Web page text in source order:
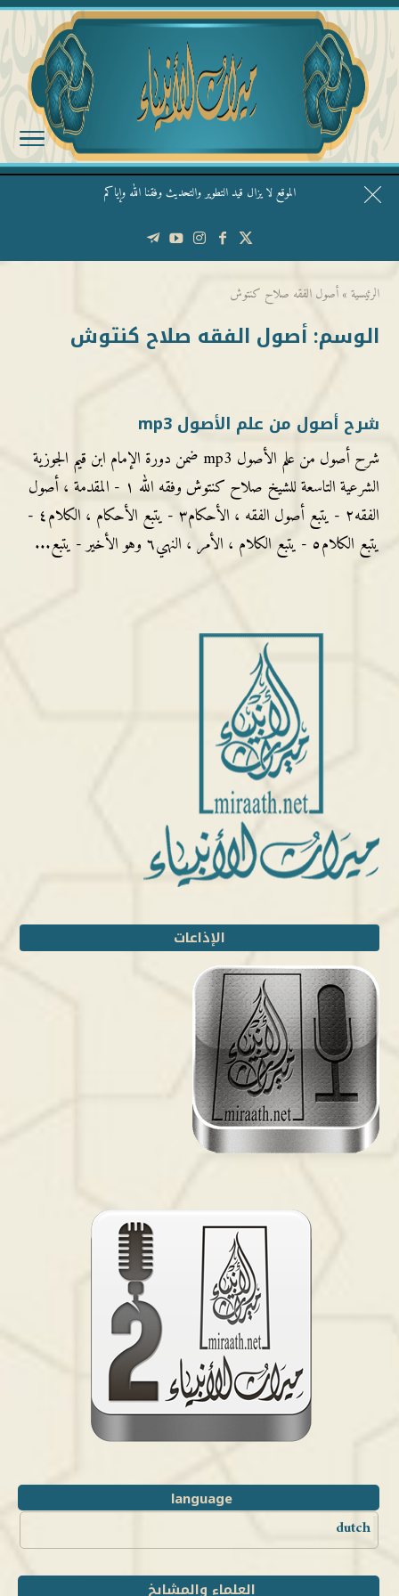
الموقع لا يزال قيد التطوير والتحديث وفقنا الله وإياكم
قال الشيخ ربيع وفقه الله: نحن ليس عندنا تقديس الأشخاص
الرئيسية » أصول الفقه صلاح كنتوش
الوسم:أصول الفقه صلاح كنتوش
شرح أصول من علم الأصول mp3
شرح أصول من علم الأصول mp3 ضمن دورة الإمام ابن قيم الجوزية
الشرعية التاسعة للشيخ صلاح كنتوش وفقه الله ١ - المقدمة ، أصول
الفقه٢ - يتبع أصول الفقه ، الأحكام٣ - يتبع الأحكام ، الكلام٤ -
يتبع الكلام٥ - يتبع الكلام ، الأمر ، النهي٦ وهو الأخير - يتبع...
الإذاعات
language
dutch
العلماء والمشايخ